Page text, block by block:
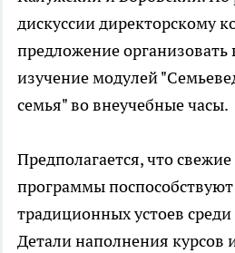
дискуссии директорскому
предложение организовать
изучение модулей
семья" во внеучебные часы.
Предполагается, что
программы
традиционных устоев
Детали наполнения курсов